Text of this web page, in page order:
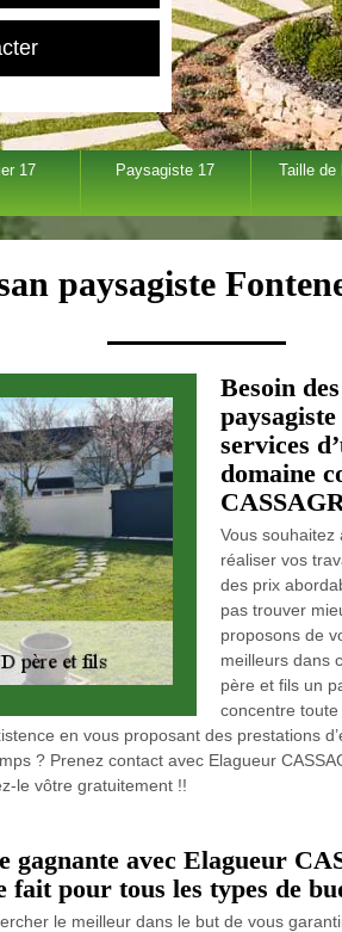
17 Paysagiste 17 Taille de
paysagiste
Besoin
services
domaine
Vous souhaitez
réaliser vos
des prix
pas trouver
proposons de
meilleurs dans
père et fils un
concentre
en vous proposant des prestations
? Prenez contact avec Elagueur
le vôtre gratuitement !!
gagnante avec Elagueur
fait pour tous les types de
le meilleur dans le but de vous